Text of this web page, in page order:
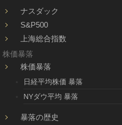
ナスダック
S&P500
上海総合指数
株価暴落
株価暴落
日経平均株価 暴落
NYダウ平均 暴落
暴落の歴史